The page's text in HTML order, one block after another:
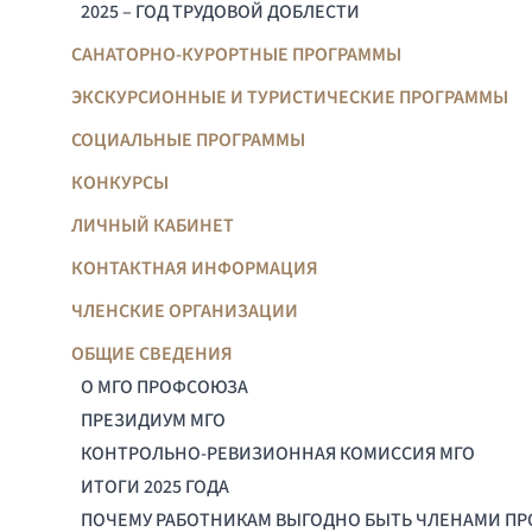
2025 – ГОД ТРУДОВОЙ ДОБЛЕСТИ
САНАТОРНО-КУРОРТНЫЕ ПРОГРАММЫ
ЭКСКУРСИОННЫЕ И ТУРИСТИЧЕСКИЕ ПРОГРАММЫ
СОЦИАЛЬНЫЕ ПРОГРАММЫ
КОНКУРСЫ
ЛИЧНЫЙ КАБИНЕТ
КОНТАКТНАЯ ИНФОРМАЦИЯ
ЧЛЕНСКИЕ ОРГАНИЗАЦИИ
ОБЩИЕ СВЕДЕНИЯ
О МГО ПРОФСОЮЗА
ПРЕЗИДИУМ МГО
КОНТРОЛЬНО-РЕВИЗИОННАЯ КОМИССИЯ МГО
ИТОГИ 2025 ГОДА
ПОЧЕМУ РАБОТНИКАМ ВЫГОДНО БЫТЬ ЧЛЕНАМИ